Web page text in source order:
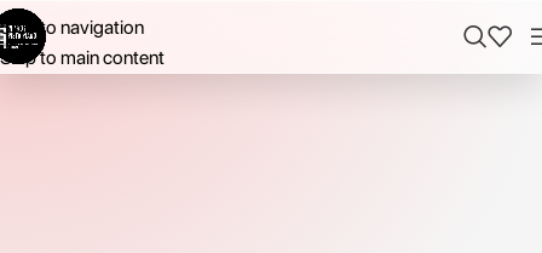
Skip to navigation
Skip to main content